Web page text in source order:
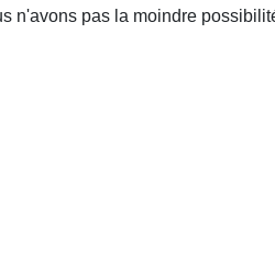
n'avons pas la moindre